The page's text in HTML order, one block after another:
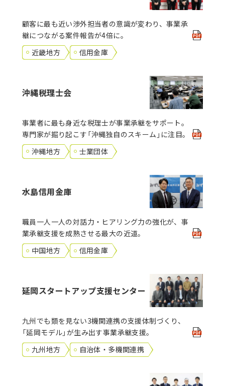
顧客に最も近い渉外担当者の意識が変わり、事業承
継につながる案件報告が4倍に。
近畿地方
信用金庫
沖縄税理士会
事業者に最も身近な税理士が事業承継をサポート。
専門家が掘り起こす「沖縄独自のスキーム」に注目。
沖縄地方
士業団体
水島信用金庫
職員一人一人の対話力・ヒアリング力の強化が、事
業承継支援を成熟させる最大の近道。
中国地方
信用金庫
延岡スタートアップ支援センター
九州でも類を見ない3機関連携の支援体制づくり、
「延岡モデル」が生み出す事業承継支援。
九州地方
自治体・多機関連携